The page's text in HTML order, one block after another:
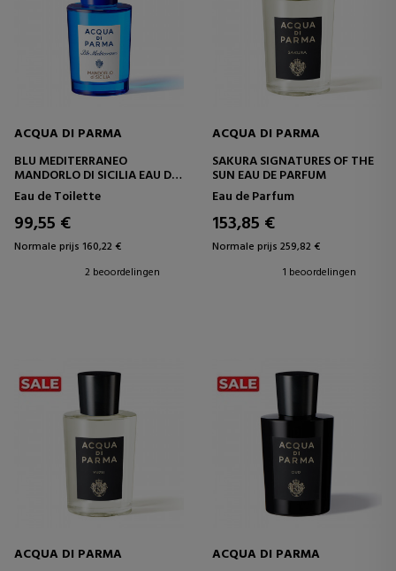
ACQUA DI PARMA
BLU MEDITERRANEO
MANDORLO DI SICILIA EAU DE
TOILETTE
Eau de Toilette
99,55 €
Normale prijs 160,22 €
2 beoordelingen
ACQUA DI PARMA
SAKURA SIGNATURES OF THE
SUN EAU DE PARFUM
Eau de Parfum
153,85 €
Normale prijs 259,82 €
1 beoordelingen
ACQUA DI PARMA
ACQUA DI PARMA